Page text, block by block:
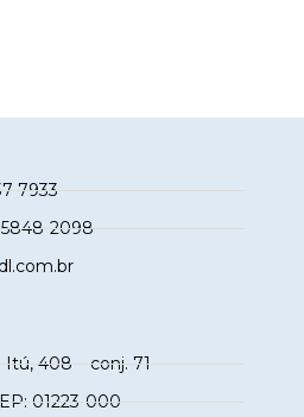
7933
2098
408 – conj. 71
01223-000